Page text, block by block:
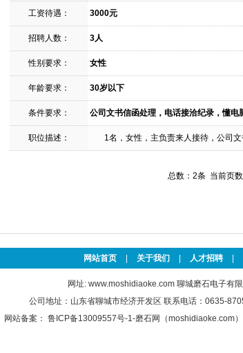
工资待遇： 3000元
招聘人数： 3人
性别要求： 女性
年龄要求： 30岁以下
条件要求： 公司文书信函处理，电话接洽纪录，懂电
职位描述： 1名，女性，主负责来人接待，公司文
总数：2条 当前页数
网站首页 关于我们 人才招聘
网址: www.moshidiaoke.com 聊城磨石电子有
公司地址：山东省聊城市经济开发区 联系电话：0635-
网站备案： 鲁ICP备13009557号-1-磨石网（moshidiaoke.com）